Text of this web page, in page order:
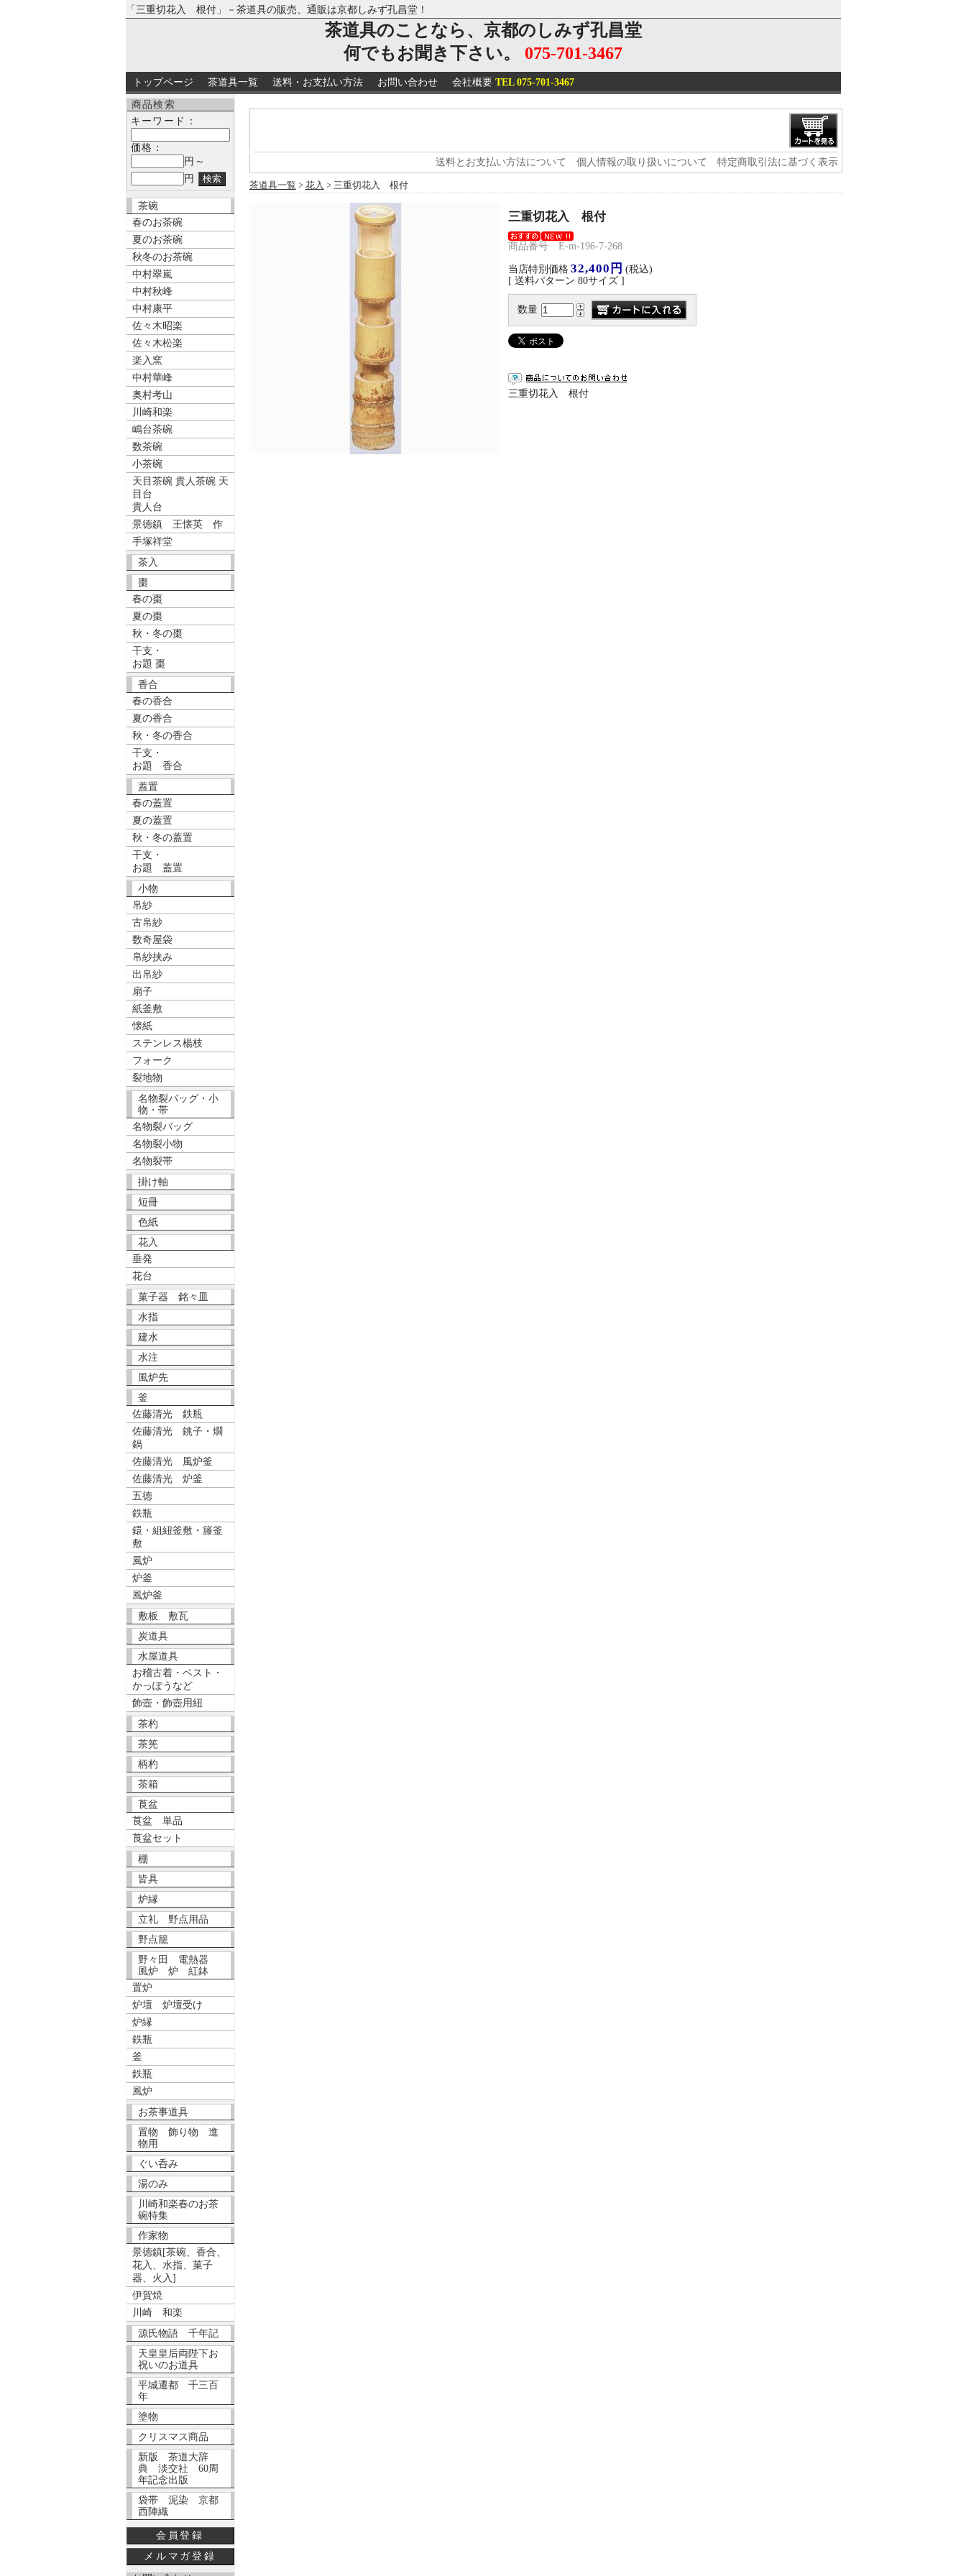
「三重切花入 根付」－茶道具の販売、通販は京都しみず孔昌堂！
茶道具のことなら、京都のしみず孔昌堂
何でもお聞き下さい。 075-701-3467
トップページ 茶道具一覧 送料・お支払い方法 お問い合わせ 会社概要 TEL 075-701-3467
商品検索
キーワード：
価格：
円～
円
茶碗
春のお茶碗
夏のお茶碗
秋冬のお茶碗
中村翠嵐
中村秋峰
中村康平
佐々木昭楽
佐々木松楽
楽入窯
中村華峰
奥村考山
川崎和楽
嶋台茶碗
数茶碗
小茶碗
天目茶碗 貴人茶碗 天
目台
貴人台
景徳鎮 王懐英 作
手塚祥堂
茶入
棗
春の棗
夏の棗
秋・冬の棗
干支・
お題 棗
香合
春の香合
夏の香合
秋・冬の香合
干支・
お題 香合
蓋置
春の蓋置
夏の蓋置
秋・冬の蓋置
干支・
お題 蓋置
小物
帛紗
古帛紗
数奇屋袋
帛紗挟み
出帛紗
扇子
紙釜敷
懐紙
ステンレス楊枝
フォーク
裂地物
名物裂バッグ・小
物・帯
名物裂バッグ
名物裂小物
名物裂帯
掛け軸
短冊
色紙
花入
垂発
花台
菓子器 銘々皿
水指
建水
水注
風炉先
釜
佐藤清光 鉄瓶
佐藤清光 銚子・燗
鍋
佐藤清光 風炉釜
佐藤清光 炉釜
五徳
鉄瓶
鐶・組紐釜敷・籐釜
敷
風炉
炉釜
風炉釜
敷板 敷瓦
炭道具
水屋道具
お稽古着・ベスト・
かっぽうなど
飾壺・飾壺用紐
茶杓
茶筅
柄杓
茶箱
莨盆
莨盆 単品
莨盆セット
棚
皆具
炉縁
立礼 野点用品
野点籠
野々田 電熱器
風炉 炉 紅鉢
置炉
炉壇 炉壇受け
炉縁
鉄瓶
釜
鉄瓶
風炉
お茶事道具
置物 飾り物 進
物用
ぐい呑み
湯のみ
川崎和楽春のお茶
碗特集
作家物
景徳鎮[茶碗、香合、
花入、水指、菓子
器、火入]
伊賀焼
川崎 和楽
源氏物語 千年記
天皇皇后両陛下お
祝いのお道具
平城遷都 千三百
年
塗物
クリスマス商品
新版 茶道大辞
典 淡交社 60周
年記念出版
袋帯 泥染 京都
西陣織
会員登録
メルマガ登録
送料とお支払い方法について 個人情報の取り扱いについて 特定商取引法に基づく表示
茶道具一覧 > 花入 > 三重切花入 根付
三重切花入 根付
商品番号 E-m-196-7-268
当店特別価格 32,400円 (税込)
[ 送料パターン 80サイズ ]
数量
三重切花入 根付